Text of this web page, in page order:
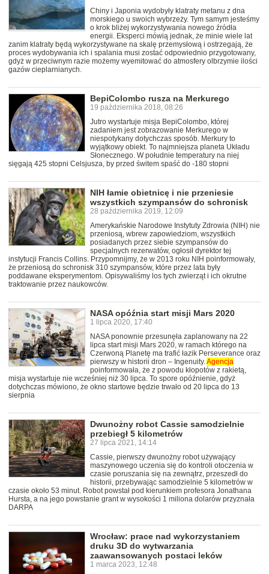
Chiny i Japonia wydobyły klatraty metanu z dna
morskiego u swoich wybrzeży. Tym samym jesteśmy
o krok bliżej wykorzystywania nowego źródła
energii. Eksperci mówią jednak, że minie wiele lat
zanim klatraty będą wykorzystywane na skalę przemysłową i ostrzegają, że
proces wydobywania ich i spalania musi zostać odpowiednio przygotowany,
gdyż w przeciwnym razie możemy wyemitować do atmosfery olbrzymie ilości
gazów cieplarnianych.
BepiColombo rusza na Merkurego
19 października 2018, 08:26
Jutro wystartuje misja BepiColombo, której
zadaniem jest zobrazowanie Merkurego w
niespotykany dotychczas sposób. Merkury to
wyjątkowy obiekt. To najmniejsza planeta Układu
Słonecznego. W południe temperatury na niej
sięgają 425 stopni Celsjusza, by przed świtem spaść do -180 stopni
NIH łamie obietnicę i nie przeniesie
wszystkich szympansów do schronisk
28 października 2019, 12:09
Amerykańskie Narodowe Instytuty Zdrowia (NIH) nie
przeniosą, wbrew zapowiedziom, wszystkich
posiadanych przez siebie szympansów do
specjalnych rezerwatów, ogłosił dyrektor tej
instytucji Francis Collins. Przypomnijmy, że w 2013 roku NIH poinformowały,
że przeniosą do schronisk 310 szympansów, które przez lata były
poddawane eksperymentom. Opisywaliśmy los tych zwierząt i ich okrutne
traktowanie przez naukowców.
NASA opóźnia start misji Mars 2020
1 lipca 2020, 17:40
NASA ponownie przesunęła zaplanowany na 22
lipca start misji Mars 2020, w ramach którego na
Czerwoną Planetę ma trafić łazik Perseverance oraz
pierwszy w historii dron – Ingenuity.Agencja
poinformowała, że z powodu kłopotów z rakietą,
misja wystartuje nie wcześniej niż 30 lipca. To spore opóźnienie, gdyż
dotychczas mówiono, że okno startowe będzie trwało od 20 lipca do 13
sierpnia
Dwunożny robot Cassie samodzielnie
przebiegł 5 kilometrów
27 lipca 2021, 14:14
Cassie, pierwszy dwunożny robot używający
maszynowego uczenia się do kontroli otoczenia w
czasie poruszania się na zewnątrz, przeszedł do
historii, przebywając samodzielnie 5 kilometrów w
czasie około 53 minut. Robot powstał pod kierunkiem profesora Jonathana
Hursta, a na jego powstanie grant w wysokości 1 miliona dolarów przyznała
DARPA
Wrocław: prace nad wykorzystaniem
druku 3D do wytwarzania
zaawansowanych postaci leków
1 marca 2023, 12:48